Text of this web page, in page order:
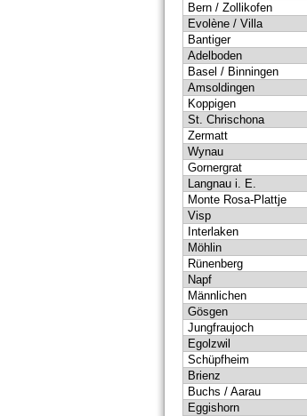
Bern / Zollikofen
Evolène / Villa
Bantiger
Adelboden
Basel / Binningen
Amsoldingen
Koppigen
St. Chrischona
Zermatt
Wynau
Gornergrat
Langnau i. E.
Monte Rosa-Plattje
Visp
Interlaken
Möhlin
Rünenberg
Napf
Männlichen
Gösgen
Jungfraujoch
Egolzwil
Schüpfheim
Brienz
Buchs / Aarau
Eggishorn